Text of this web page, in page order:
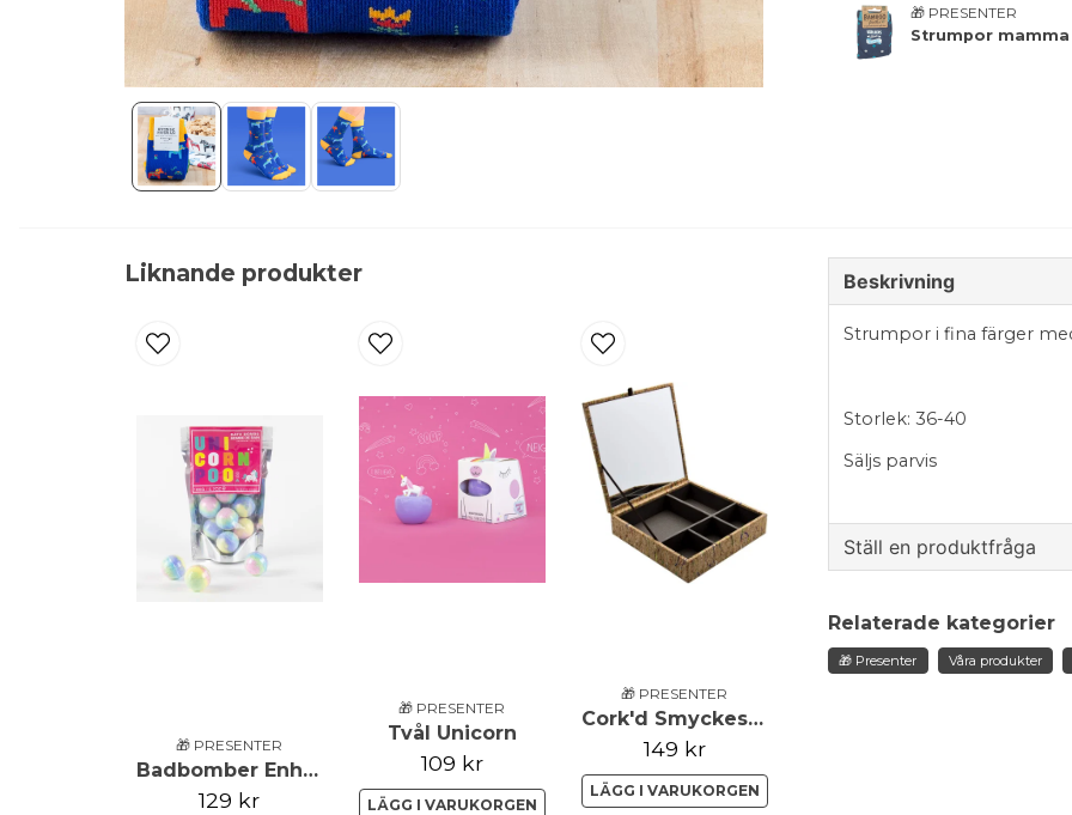
🎁 PRESENTER
Strumpor mamma
Liknande produkter
🎁 PRESENTER
Badbomber Enhörning
129 kr
🎁 PRESENTER
Tvål Unicorn
109 kr
LÄGG I VARUKORGEN
🎁 PRESENTER
Cork'd Smyckesskrin
149 kr
LÄGG I VARUKORGEN
Beskrivning
Strumpor i fina färger
Storlek: 36-40
Säljs parvis
Ställ en produktfråga
Fråga oss något om
Relaterade kategorier
🎁 Presenter Våra produkter